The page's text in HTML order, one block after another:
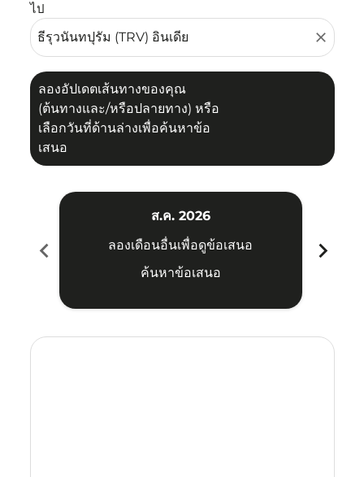
ไป
close
ลองอัปเดตเส้นทางของคุณ
(ต้นทางและ/หรือปลายทาง) หรือ
เลือกวันที่ด้านล่างเพื่อค้นหาข้อ
เสนอ
chevron_left
ส.ค. 2026
ลองเดือนอื่นเพื่อดูข้อเสนอ
ค้นหาข้อเสนอ
chevron_right